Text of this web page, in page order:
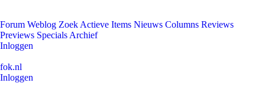
Forum Weblog Zoek Actieve Items Nieuws Columns Reviews
Previews Specials Archief
Inloggen
fok.nl
Inloggen